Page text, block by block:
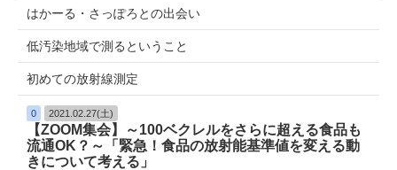
はかーる・さっぽろとの出会い
低汚染地域で測るということ
初めての放射線測定
0 2021.02.27(土)
【ZOOM集会】～100ベクレルをさらに超える食品も
流通OK？～「緊急！食品の放射能基準値を変える動
きについて考える」